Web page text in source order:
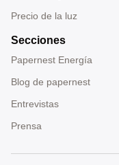
Precio de la luz
Secciones
Papernest Energía
Blog de papernest
Entrevistas
Prensa